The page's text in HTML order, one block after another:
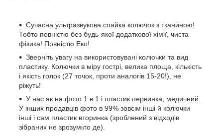
Сучасна ультразвукова спайка колючок з тканиною!
Тобто повністю без будь-якої додаткової хімії, чиста
фізика! Повністю Еко!
Зверніть увагу на використовувані колючки та вид
пластику. Колючки в міру гострі, велика площа, кількість
і якість голок (27 точок, проти аналогів 15-20!), не
ріжуть!
У нас як на фото 1 в 1 і пластик первинка, медичний.
У інших продавців фото в 99% зовсім інші й колючки
інші і сам пластик вторинка (зроблений з відходів
зібраних не зрозуміло де).